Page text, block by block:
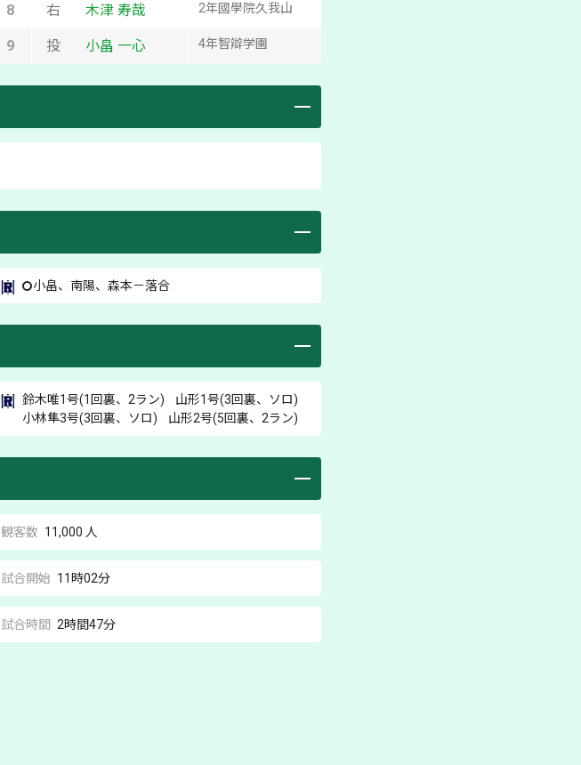
8 右 木津 寿哉 2年國學院久我山
9 投 小畠 一心 4年智辯学園
小畠、 南陽、森本－落合
鈴木唯1号(1回裏、2ラン) 山形1号(3回裏、ソロ)
小林隼3号(3回裏、ソロ) 山形2号(5回裏、2ラン)
観客数 11,000 人
試合開始 11時02分
試合時間 2時間47分